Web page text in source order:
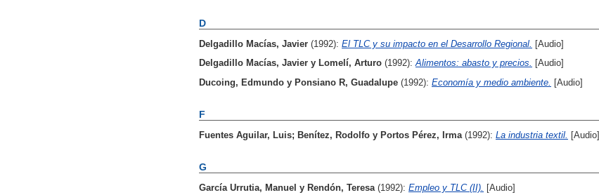
D
Delgadillo Macías, Javier (1992): El TLC y su impacto en el Desarrollo Regional. [Audio]
Delgadillo Macías, Javier y Lomelí, Arturo (1992):Alimentos: abasto y precios. [Audio]
Ducoing, Edmundo y Ponsiano R, Guadalupe (1992): Economía y medio ambiente. [Audio]
F
Fuentes Aguilar, Luis; Benítez, Rodolfo y Portos Pérez, Irma (1992): La industria textil. [Audio]
G
García Urrutia, Manuel y Rendón, Teresa (1992): Empleo y TLC (II).
[Audio]